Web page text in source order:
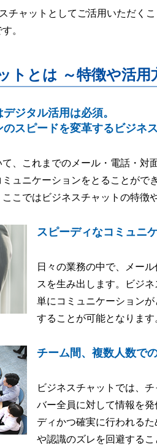
チャットとしてご活用いただく
。
トとは ～特徴や活用
ジタル活用は必須。
スピードを変革するビジネ
、これまでのメール・電話・
ュニケーションをとることがで
こではビジネスチャットの特徴
スピーディなコミュニ
日々の業務の中で、メー
スを生み出します。ビジ
単にコミュニケーション
することが可能となります
チーム間、複数人数で
ビジネスチャットでは、
バー全員に対して情報を
ディかつ確実に行われる
や認識のズレを回避するこ